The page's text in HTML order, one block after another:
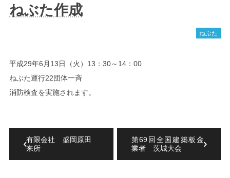
ねぶた作成
ねぶた
平成29年6月13日（火）13：30～14：00
ねぶた運行22団体一斉
消防検査を実施されます。
有限会社 盛岡原田
来所
第69回全国建築板金
業者 茨城大会